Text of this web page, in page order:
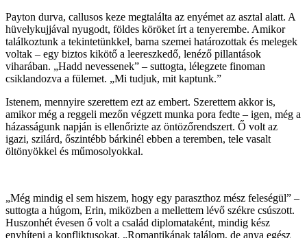
Payton durva, callusos keze megtalálta az enyémet az asztal alatt. A
hüvelykujjával nyugodt, földes köröket írt a tenyerembe. Amikor
találkoztunk a tekintetünkkel, barna szemei határozottak és melegek
voltak – egy biztos kikötő a leereszkedő, lenéző pillantások
viharában. „Hadd nevessenek” – suttogta, lélegzete finoman
csiklandozva a fülemet. „Mi tudjuk, mit kaptunk.”
Istenem, mennyire szerettem ezt az embert. Szerettem akkor is,
amikor még a reggeli mezőn végzett munka pora fedte – igen, még a
házasságunk napján is ellenőrizte az öntözőrendszert. Ő volt az
igazi, szilárd, őszintébb bárkinél ebben a teremben, tele vasalt
öltönyökkel és műmosolyokkal.
„Még mindig el sem hiszem, hogy egy paraszthoz mész feleségül” –
suttogta a húgom, Erin, miközben a mellettem lévő székre csúszott.
Huszonhét évesen ő volt a család diplomataként, mindig kész
enyhíteni a konfliktusokat. „Romantikának találom, de anya egész